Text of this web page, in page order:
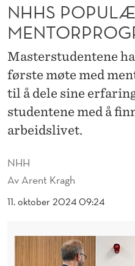
R
E
M
E
N
T
O
R
P
NHH
Av Arent Kragh
11. oktober 2024 09:24
NHHS
Masterstudentene
første møte med
til å dele sine
studentene med å
arbeidslivet.